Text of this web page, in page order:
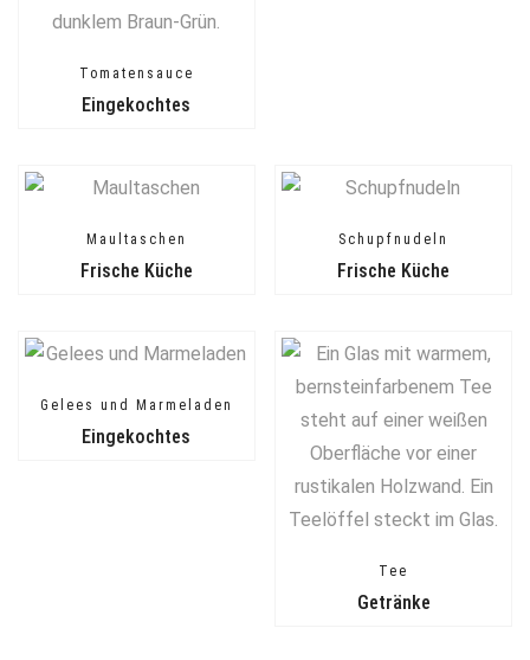
Tomatensauce
Eingekochtes
Maultaschen
Frische Küche
Schupfnudeln
Frische Küche
Gelees und Marmeladen
Eingekochtes
Tee
Getränke